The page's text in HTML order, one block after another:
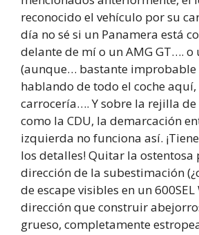
reconocido el vehículo por su
día no sé si un Panamera está
delante de mí o un AMG GT…. o
(aunque… bastante improbable
hablando de todo el coche aquí,
carrocería…. Y sobre la rejilla de
como la CDU, la demarcación
izquierda no funciona así.
los detalles! Quitar la
dirección de la subestimación
de escape visibles en un 600SEL
dirección que construir
grueso, completamente